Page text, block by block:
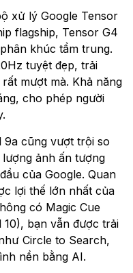
xử lý Google Tensor
flagship, Tensor G4
khúc tầm trung.
tuyệt đẹp, trải
mượt mà. Khả năng
cho phép người
9a cũng vượt trội so
ảnh ấn tượng
của Google. Quan
lợi thế lớn nhất của
có Magic Cue
bạn vẫn được trải
Circle to Search,
nền bằng AI.